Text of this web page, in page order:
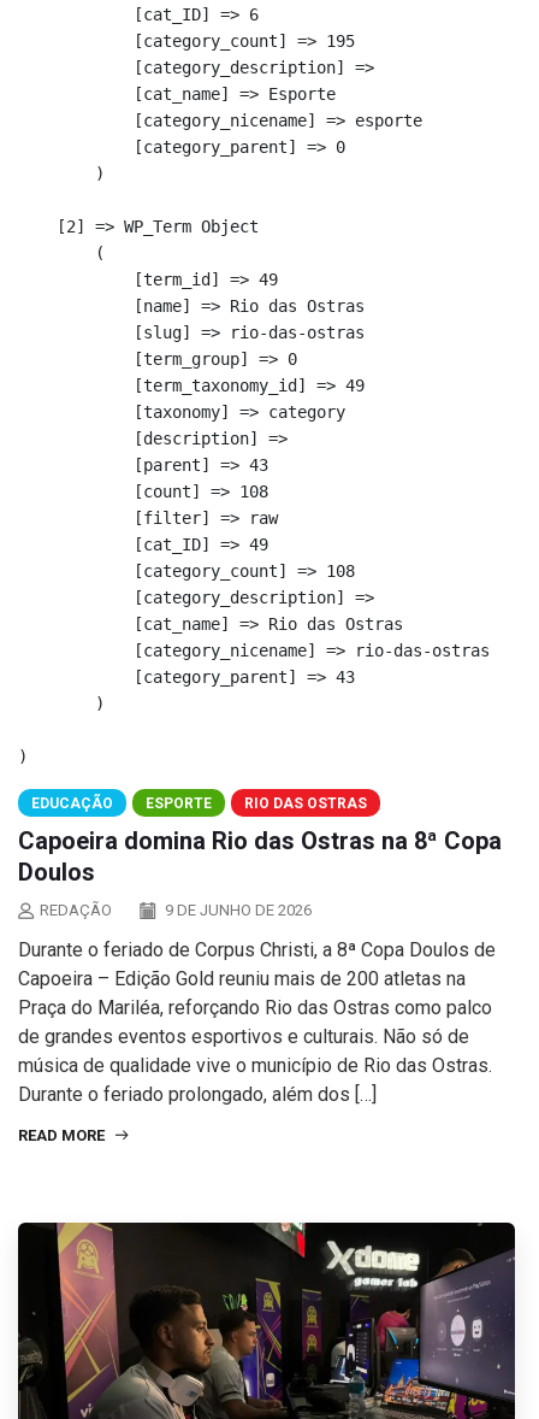
            [cat_ID] => 6
            [category_count] => 195
            [category_description] =>
            [cat_name] => Esporte
            [category_nicename] => esporte
            [category_parent] => 0
        )
    [2] => WP_Term Object
        (
            [term_id] => 49
            [name] => Rio das Ostras
            [slug] => rio-das-ostras
            [term_group] => 0
            [term_taxonomy_id] => 49
            [taxonomy] => category
            [description] =>
            [parent] => 43
            [count] => 108
            [filter] => raw
            [cat_ID] => 49
            [category_count] => 108
            [category_description] =>
            [cat_name] => Rio das Ostras
            [category_nicename] => rio-das-ostras
            [category_parent] => 43
        )
EDUCAÇÃO ESPORTE RIO DAS OSTRAS
Capoeira domina Rio das Ostras na 8ª Copa
Doulos
REDAÇÃO 9 DE JUNHO DE 2026
Durante o feriado de Corpus Christi, a 8ª Copa Doulos de
Capoeira – Edição Gold reuniu mais de 200 atletas na
Praça do Mariléa, reforçando Rio das Ostras como palco
de grandes eventos esportivos e culturais. Não só de
música de qualidade vive o município de Rio das Ostras.
Durante o feriado prolongado, além dos […]
READ MORE